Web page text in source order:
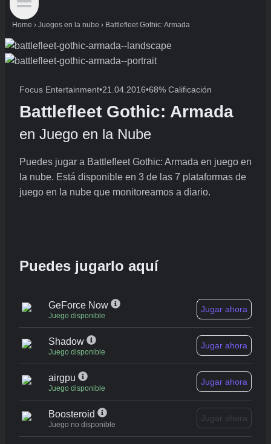
Home › Juegos en la nube › Battlefleet Gothic: Armada
Focus Entertainment•21.04.2016•68% Calificación
Battlefleet Gothic: Armada
en Juego en la Nube
Puedes jugar a Battlefleet Gothic: Armada en juego en
la nube. Está disponible en 3 de las 7 plataformas de
juego en la nube que monitoreamos a diario.
Puedes jugarlo aquí
GeForce Now
Juego disponible
Jugar ahora
Shadow
Juego disponible
Jugar ahora
airgpu
Juego disponible
Jugar ahora
Boosteroid
Juego no disponible
Jugar ahora